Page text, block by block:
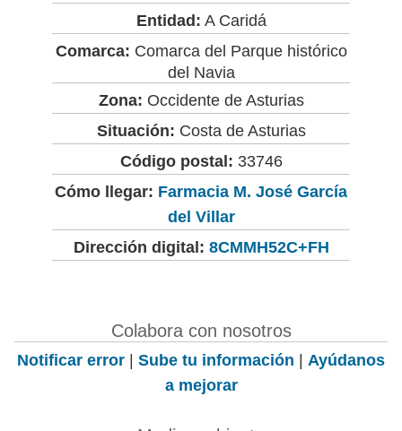
Entidad: A Caridá
Comarca: Comarca del Parque histórico
del Navia
Zona: Occidente de Asturias
Situación: Costa de Asturias
Código postal: 33746
Cómo llegar: Farmacia M. José García
del Villar
Dirección digital: 8CMMH52C+FH
Colabora con nosotros
Notificar error | Sube tu información | Ayúdanos
a mejorar